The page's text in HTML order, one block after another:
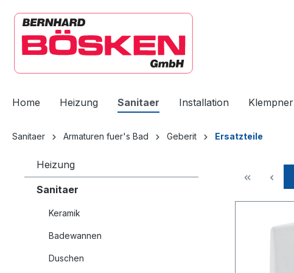
Zur Hauptnavigation springen
Home Heizung Sanitaer Installation Klempner
Sanitaer Armaturen fuer's Bad Geberit Ersatzteile
Heizung
Sanitaer
Keramik
Badewannen
Duschen